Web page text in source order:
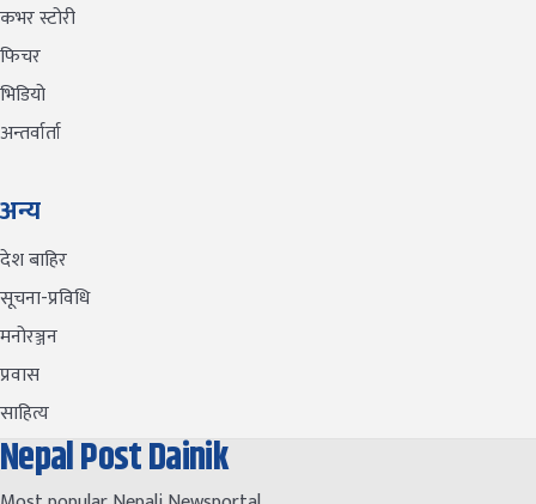
कभर स्टोरी
फिचर
भिडियो
अन्तर्वार्ता
अन्य
देश बाहिर
सूचना-प्रविधि
मनोरञ्जन
प्रवास
साहित्य
Nepal Post Dainik